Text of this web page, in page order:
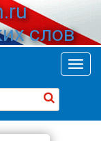
слов